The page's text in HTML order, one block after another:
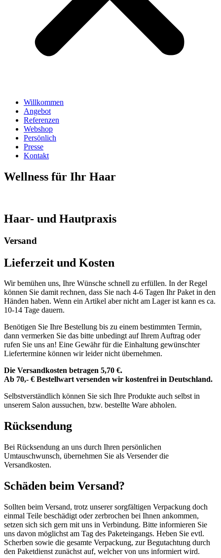
Willkommen
Angebot
Referenzen
Webshop
Persönlich
Presse
Kontakt
Wellness für Ihr Haar
Haar- und Hautpraxis
Versand
Lieferzeit und Kosten
Wir bemühen uns, Ihre Wünsche schnell zu erfüllen. In der Regel
können Sie damit rechnen, dass Sie nach 4-6 Tagen Ihr Paket in den
Händen haben. Wenn ein Artikel aber nicht am Lager ist kann es ca.
10-14 Tage dauern.
Benötigen Sie Ihre Bestellung bis zu einem bestimmten Termin,
dann vermerken Sie das bitte unbedingt auf Ihrem Auftrag oder
rufen Sie uns an! Eine Gewähr für die Einhaltung gewünschter
Liefertermine können wir leider nicht übernehmen.
Die Versandkosten betragen 5,70 €.
Ab 70,- € Bestellwart versenden wir kostenfrei in Deutschland.
Selbstverständlich können Sie sich Ihre Produkte auch selbst in
unserem Salon aussuchen, bzw. bestellte Ware abholen.
Rücksendung
Bei Rücksendung an uns durch Ihren persönlichen
Umtauschwunsch, übernehmen Sie als Versender die
Versandkosten.
Schäden beim Versand?
Sollten beim Versand, trotz unserer sorgfältigen Verpackung doch
einmal Teile beschädigt oder zerbrochen bei Ihnen ankommen,
setzen sich sich gern mit uns in Verbindung. Bitte informieren Sie
uns davon möglichst am Tag des Paketeingangs. Heben Sie evtl.
Scherben sowie die gesamte Verpackung, zur Begutachtung durch
den Paketdienst zunächst auf, welcher von uns informiert wird.